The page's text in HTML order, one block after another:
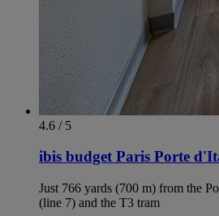
4.6 / 5
ibis budget Paris Porte
Just 766 yards (700 m) from the
(line 7) and the T3 tram